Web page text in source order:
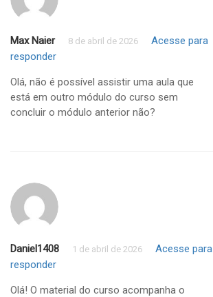
Max Naier 8 de abril de 2026
Acesse para
responder
Olá, não é possível assistir uma aula que
está em outro módulo do curso sem
concluir o módulo anterior não?
Daniel1408 1 de abril de 2026
Acesse para
responder
Olá! O material do curso acompanha o